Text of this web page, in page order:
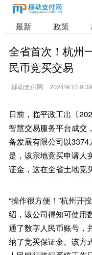
最新 政策
全省首次！杭州
民币竞买交易
移动支付网 2024/9/10
日前，临平政工出〔
智慧交易服务平台成交
备发展有限公司以
是，该宗地竞买申请人
证金，这在全省土地竞
“操作很方便！”杭州开
绍，该公司得知可使用
通了数字人民币账号，
纳了竞买保证金。该方